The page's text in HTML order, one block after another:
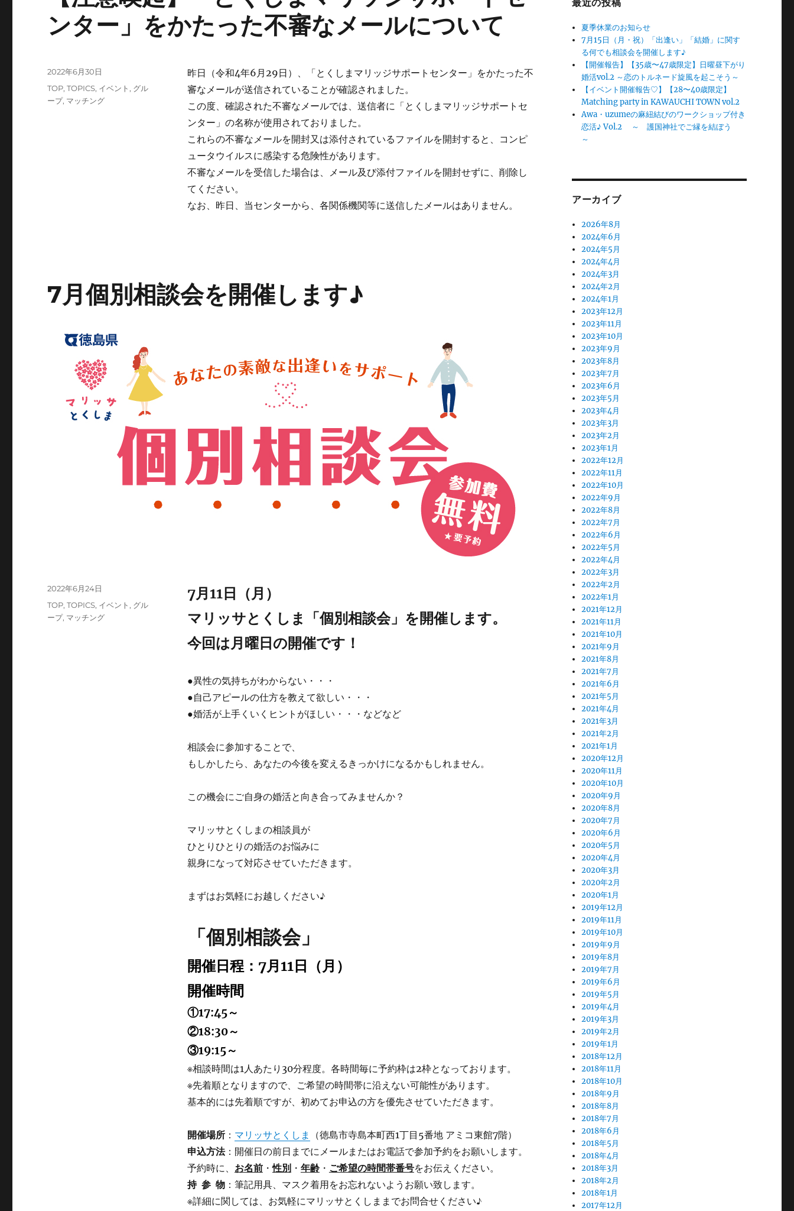
ンター」をかたった不審なメールについて
昨日（令和4年6月29日）、「とくしまマリッジサポートセンター」をかたった不
審なメールが送信されていることが確認されました。
この度、確認された不審なメールでは、送信者に「とくしまマリッジサポートセ
ンター」の名称が使用されておりました。
これらの不審なメールを開封又は添付されているファイルを開封すると、コンピ
ュータウイルスに感染する危険性があります。
不審なメールを受信した場合は、メール及び添付ファイルを開封せずに、削除し
てください。
なお、昨日、当センターから、各関係機関等に送信したメールはありません。
投
2022年6月30日
カ
テ
TOP,TOPICS, イベント , グル
ープ, マッチング
7月個別相談会を開催します♪
7月11日（月）
マリッサとくしま「個別相談会」を開催します。
今回は月曜日の開催です！
●異性の気持ちがわからない・・・
●自己アピールの仕方を教えて欲しい・・・
●婚活が上手くいくヒントがほしい・・・などなど
相談会に参加することで、
もしかしたら、あなたの今後を変えるきっかけになるかもしれません。
この機会にご自身の婚活と向き合ってみませんか？
マリッサとくしまの相談員が
ひとりひとりの婚活のお悩みに
親身になって対応させていただきます。
まずはお気軽にお越しください♪
「個別相談会」
開催日程：7月11日（月）
開催時間
①17:45～
②18:30～
③19:15～
※相談時間は1人あたり30分程度。各時間毎に予約枠は2枠となっております。
※先着順となりますので、ご希望の時間帯に沿えない可能性があります。
基本的には先着順ですが、初めてお申込の方を優先させていただきます。
開催場所： マリッサとくしま
（徳島市寺島本町西1丁目5番地 アミコ東館7階）
申込方法：開催日の前日までにメールまたはお電話で参加予約をお願いします。
予約時に、 お名前・性別 ・ 年齢・ ご希望の時間帯番号をお伝えください。
持 参 物：筆記用具、マスク着用をお忘れないようお願い致します。
※詳細に関しては、お気軽にマリッサとくしままでお問合せください♪
投
2022年6月24日
カ
テ
TOP,TOPICS, イベント , グル
ープ, マッチング
最近の投稿
夏季休業のお知らせ
7月15日（月・祝）「出逢い」「結婚」に関す
る何でも相談会を開催します♪
【開催報告】【35歳〜47歳限定】日曜昼下がり
婚活vol.2 ～恋のトルネード旋風を起こそう～
【イベント開催報告♡】【28〜40歳限定】
Matching party in KAWAUCHI TOWN vol.2
Awa・uzumeの麻紐結びのワークショップ付き
恋活♪ Vol.2 ～ 護国神社でご縁を結ぼう
～
アーカイブ
2026年8月
2024年6月
2024年5月
2024年4月
2024年3月
2024年2月
2024年1月
2023年12月
2023年11月
2023年10月
2023年9月
2023年8月
2023年7月
2023年6月
2023年5月
2023年4月
2023年3月
2023年2月
2023年1月
2022年12月
2022年11月
2022年10月
2022年9月
2022年8月
2022年7月
2022年6月
2022年5月
2022年4月
2022年3月
2022年2月
2022年1月
2021年12月
2021年11月
2021年10月
2021年9月
2021年8月
2021年7月
2021年6月
2021年5月
2021年4月
2021年3月
2021年2月
2021年1月
2020年12月
2020年11月
2020年10月
2020年9月
2020年8月
2020年7月
2020年6月
2020年5月
2020年4月
2020年3月
2020年2月
2020年1月
2019年12月
2019年11月
2019年10月
2019年9月
2019年8月
2019年7月
2019年6月
2019年5月
2019年4月
2019年3月
2019年2月
2019年1月
2018年12月
2018年11月
2018年10月
2018年9月
2018年8月
2018年7月
2018年6月
2018年5月
2018年4月
2018年3月
2018年2月
2018年1月
2017年12月